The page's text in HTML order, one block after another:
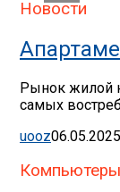
Новости
Рынок жилой
самых
uooz06.05.2025